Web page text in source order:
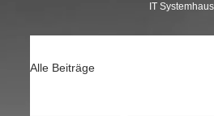
IT
Alle Beiträge